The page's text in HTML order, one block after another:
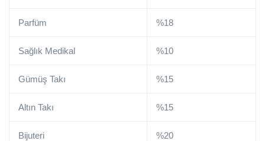
Parfüm %18
Sağlık Medikal %10
Gümüş Takı %15
Altın Takı %15
Bijuteri %20